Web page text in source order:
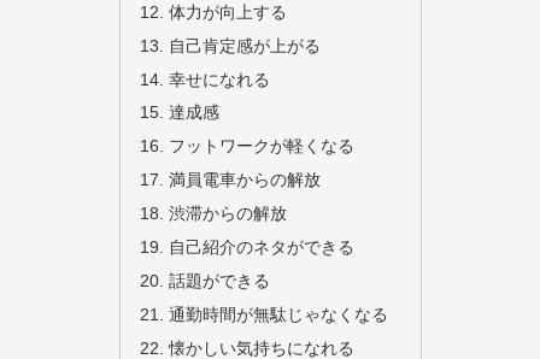
体力が向上する
自己肯定感が上がる
幸せになれる
達成感
フットワークが軽くなる
満員電車からの解放
渋滞からの解放
自己紹介のネタができる
話題ができる
通勤時間が無駄じゃなくなる
懐かしい気持ちになれる